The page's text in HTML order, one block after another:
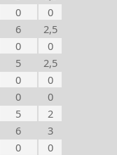
0
0
6
2,5
0
0
5
2,5
0
0
0
0
5
2
6
3
0
0